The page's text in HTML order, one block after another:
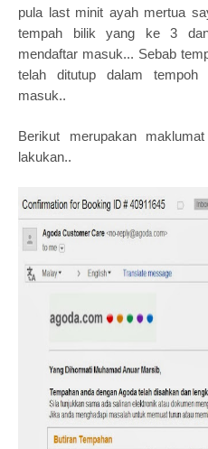
pula last minit ayah mertua
tempah bilik yang ke 3
mendaftar masuk... Sebab
telah ditutup dalam
masuk..
Berikut merupakan
lakukan..